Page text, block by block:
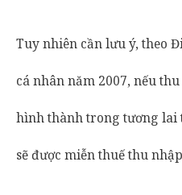
Tuy nhiên cần lưu ý, theo
cá nhân năm 2007, nếu
hình thành trong tương lai
sẽ được miễn thuế thu